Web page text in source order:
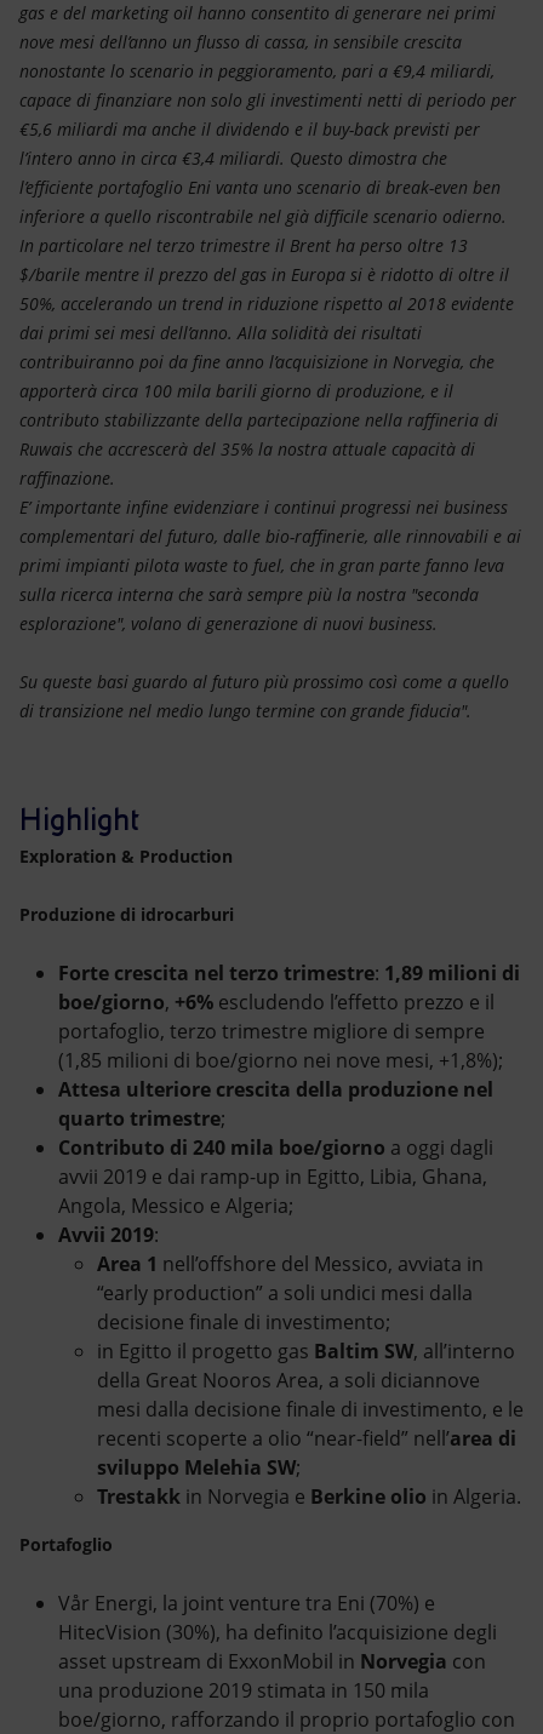
gas e del marketing oil hanno consentito di generare nei primi
nove mesi dell’anno un flusso di cassa, in sensibile crescita
nonostante lo scenario in peggioramento, pari a €9,4 miliardi,
capace di finanziare non solo gli investimenti netti di periodo per
€5,6 miliardi ma anche il dividendo e il buy-back previsti per
l’intero anno in circa €3,4 miliardi. Questo dimostra che
l’efficiente portafoglio Eni vanta uno scenario di break-even ben
inferiore a quello riscontrabile nel già difficile scenario odierno.
In particolare nel terzo trimestre il Brent ha perso oltre 13
$/barile mentre il prezzo del gas in Europa si è ridotto di oltre il
50%, accelerando un trend in riduzione rispetto al 2018 evidente
dai primi sei mesi dell’anno. Alla solidità dei risultati
contribuiranno poi da fine anno l’acquisizione in Norvegia, che
apporterà circa 100 mila barili giorno di produzione, e il
contributo stabilizzante della partecipazione nella raffineria di
Ruwais che accrescerà del 35% la nostra attuale capacità di
raffinazione.
E’ importante infine evidenziare i continui progressi nei business
complementari del futuro, dalle bio-raffinerie, alle rinnovabili e ai
primi impianti pilota waste to fuel, che in gran parte fanno leva
sulla ricerca interna che sarà sempre più la nostra "seconda
esplorazione", volano di generazione di nuovi business.
Su queste basi guardo al futuro più prossimo così come a quello
di transizione nel medio lungo termine con grande fiducia".
Highlight
Exploration & Production
Produzione di idrocarburi
Forte crescita nel terzo trimestre: 1,89 milioni di
boe/giorno, +6% escludendo l’effetto prezzo e il
portafoglio, terzo trimestre migliore di sempre
(1,85 milioni di boe/giorno nei nove mesi, +1,8%);
Attesa ulteriore crescita della produzione nel
quarto trimestre;
Contributo di 240 mila boe/giorno a oggi dagli
avvii 2019 e dai ramp-up in Egitto, Libia, Ghana,
Angola, Messico e Algeria;
Avvii 2019:
Area 1 nell’offshore del Messico, avviata in
“early production” a soli undici mesi dalla
decisione finale di investimento;
in Egitto il progetto gas Baltim SW, all’interno
della Great Nooros Area, a soli diciannove
mesi dalla decisione finale di investimento, e le
recenti scoperte a olio “near-field” nell’area di
sviluppo Melehia SW;
Trestakk in Norvegia e Berkine olio in Algeria.
Portafoglio
Vår Energi, la joint venture tra Eni (70%) e
HitecVision (30%), ha definito l’acquisizione degli
asset upstream di ExxonMobil in Norvegia con
una produzione 2019 stimata in 150 mila
boe/giorno, rafforzando il proprio portafoglio con